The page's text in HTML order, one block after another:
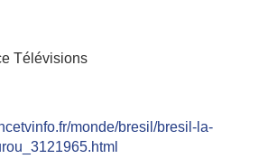
Télévisions
monde/bresil/bresil-la-